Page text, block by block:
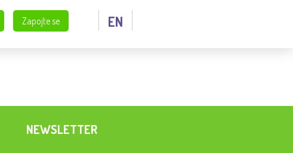
EN
Zapojte se
NEWSLETTER